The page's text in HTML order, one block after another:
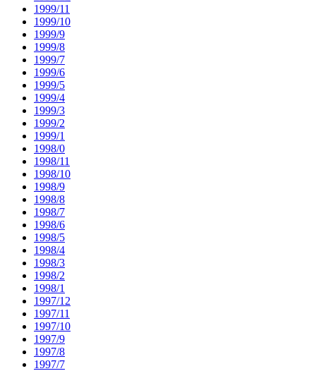
1999/11
1999/10
1999/9
1999/8
1999/7
1999/6
1999/5
1999/4
1999/3
1999/2
1999/1
1998/0
1998/11
1998/10
1998/9
1998/8
1998/7
1998/6
1998/5
1998/4
1998/3
1998/2
1998/1
1997/12
1997/11
1997/10
1997/9
1997/8
1997/7